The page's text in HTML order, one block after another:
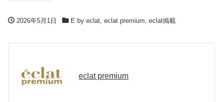
2026年5月1日 E by eclat, eclat premium, eclat掲載
eclat premium